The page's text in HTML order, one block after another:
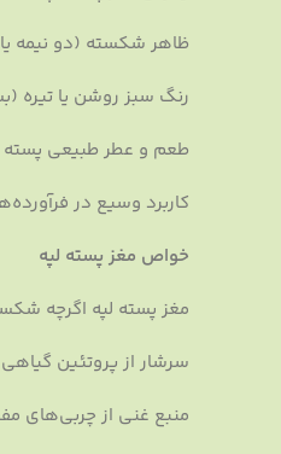
ظاهر شکسته (دو نیمه
رنگ سبز روشن یا تیره
طعم و عطر طبیعی پسته
کاربرد وسیع در
خواص مغز پسته لپه
مغز پسته لپه اگرچه
سرشار از پروتئین گیاهی
منبع غنی از چربی‌های مفید